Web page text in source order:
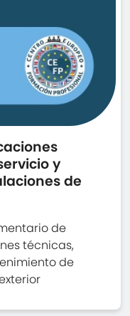
y
de
de
técnicas,
de